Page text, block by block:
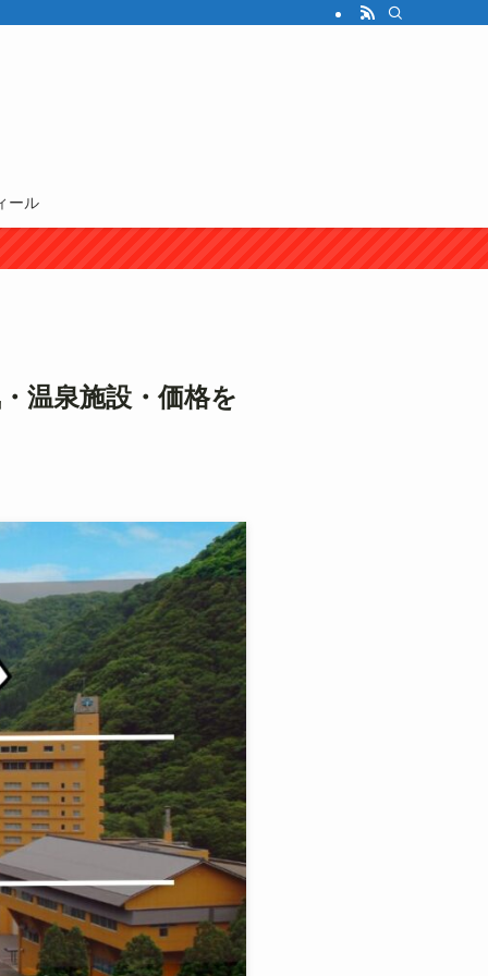
ール
温泉施設・価格を